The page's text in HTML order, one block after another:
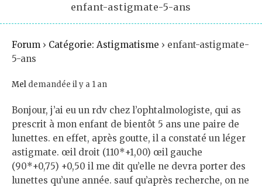
enfant-astigmate-5-ans
Forum › Catégorie: Astigmatisme › enfant-astigmate-
5-ans
Mel demandée il y a 1 an
Bonjour, j’ai eu un rdv chez l’ophtalmologiste, qui as
prescrit à mon enfant de bientôt 5 ans une paire de
lunettes. en effet, après goutte, il a constaté un léger
astigmate. œil droit (110*+1,00) œil gauche
(90*+0,75) +0,50 il me dit qu’elle ne devra porter des
lunettes qu’une année. sauf qu’après recherche, on ne